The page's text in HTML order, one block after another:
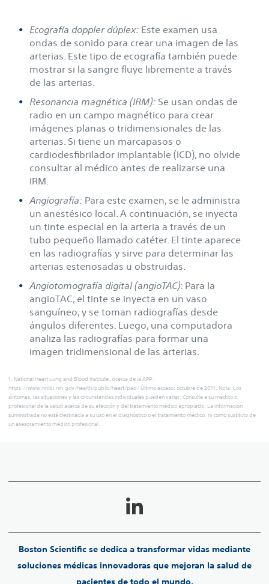
Ecografía doppler dúplex: Este examen usa
ondas de sonido para crear una imagen de las
arterias. Este tipo de ecografía también puede
mostrar si la sangre fluye libremente a través
de las arterias.
Resonancia magnética (IRM): Se usan ondas de
radio en un campo magnético para crear
imágenes planas o tridimensionales de las
arterias. Si tiene un marcapasos o
cardiodesfibrilador implantable (ICD), no olvide
consultar al médico antes de realizarse una
IRM.
Angiografía: Para este examen, se le administra
un anestésico local. A continuación, se inyecta
un tinte especial en la arteria a través de un
tubo pequeño llamado catéter. El tinte aparece
en las radiografías y sirve para determinar las
arterias estenosadas u obstruidas.
Angiotomografía digital (angioTAC): Para la
angioTAC, el tinte se inyecta en un vaso
sanguíneo, y se toman radiografías desde
ángulos diferentes. Luego, una computadora
analiza las radiografías para formar una
imagen tridimensional de las arterias.
1. National Heart Lung and Blood Institute. Acerca de la APP.
https://www.nhlbi.nih.gov/health/public/heart/pad/ Último acceso: octubre de 2011. Nota: Los
síntomas, las situaciones y las circunstancias individuales pueden variar. Consulte a su médico o
profesional de la salud acerca de su afección y del tratamiento médico apropiado. La información
suministrada no está destinada a su uso en el diagnóstico o el tratamiento médico, ni como sustituto de
un asesoramiento médico profesional.
Boston Scientific se dedica a transformar vidas mediante
soluciones médicas innovadoras que mejoran la salud de
pacientes de todo el mundo.